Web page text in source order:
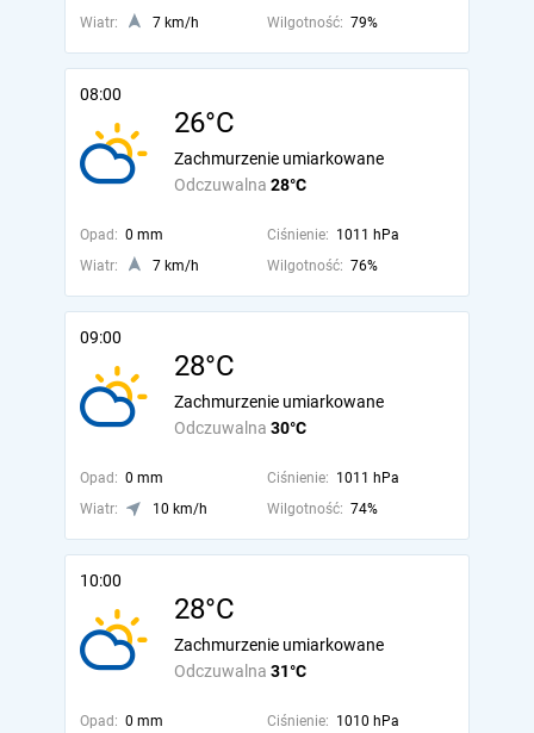
Wiatr: 7 km/h Wilgotność: 79%
08:00
26°C
Odczuwalna 28°C
Zachmurzenie umiarkowane
Opad: 0 mm Ciśnienie: 1011 hPa
Wiatr:
7 km/h Wilgotność: 76%
09:00
28°C
Odczuwalna 30°C
Zachmurzenie umiarkowane
Opad: 0 mm Ciśnienie: 1011 hPa
Wiatr:
10 km/h Wilgotność: 74%
10:00
28°C
Odczuwalna 31°C
Zachmurzenie umiarkowane
Opad: 0 mm Ciśnienie: 1010 hPa